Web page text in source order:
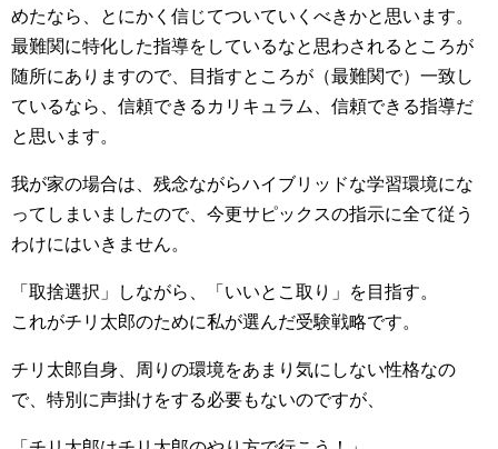
めたなら、とにかく信じてついていくべきかと思います。
最難関に特化した指導をしているなと思わされるところが
随所にありますので、目指すところが（最難関で）一致し
ているなら、信頼できるカリキュラム、信頼できる指導だ
と思います。
我が家の場合は、残念ながらハイブリッドな学習環境にな
ってしまいましたので、今更サピックスの指示に全て従う
わけにはいきません。
「取捨選択」しながら、「いいとこ取り」を目指す。
これがチリ太郎のために私が選んだ受験戦略です。
チリ太郎自身、周りの環境をあまり気にしない性格なの
で、特別に声掛けをする必要もないのですが、